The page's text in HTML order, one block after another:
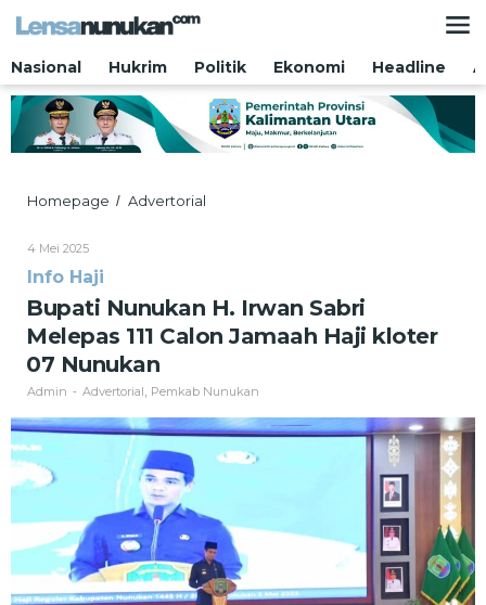
Nasional
Hukrim Politik Ekonomi Headline
Homepage / Advertorial
111
Calon
kloter
Nunukan
4 Mei 2025Oleh
Info Haji
Bupati Nunukan H. Irwan Sabri
Melepas 111 Calon Jamaah Haji kloter
07 Nunukan
Admin - Advertorial Pemkab Nunukan